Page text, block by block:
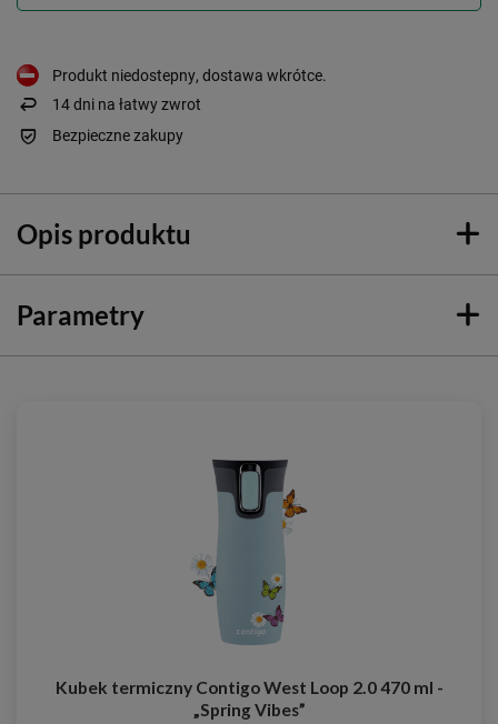
Produkt niedostepny, dostawa wkrótce
14dni na łatwy zwrot
Bezpieczne zakupy
Opis produktu
Parametry
Kubek termiczny Contigo West Loop 2.0 470 ml -
„Spring Vibes”